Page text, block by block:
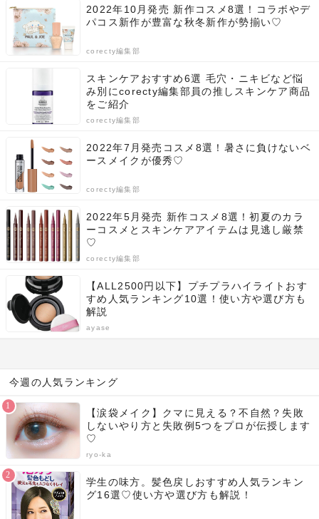
2022年10月発売 新作コスメ8選！コラボやデ
パコス新作が豊富な秋冬新作が勢揃い♡
corecty編集部
スキンケアおすすめ6選 毛穴・ニキビなど悩
み別にcorecty編集部員の推しスキンケア商品
をご紹介
corecty編集部
2022年7月発売コスメ8選！暑さに負けないベ
ースメイクが優秀♡
corecty編集部
2022年5月発売 新作コスメ8選！初夏のカラ
ーコスメとスキンケアアイテムは見逃し厳禁
♡
corecty編集部
【ALL2500円以下】プチプラハイライトおす
すめ人気ランキング10選！使い方や選び方も
解説
ayase
今週の人気ランキング
【涙袋メイク】クマに見える？不自然？失敗
しないやり方と失敗例5つをプロが伝授します
♡
ryo-ka
学生の味方。髪色戻しおすすめ人気ランキン
グ16選♡使い方や選び方も解説！